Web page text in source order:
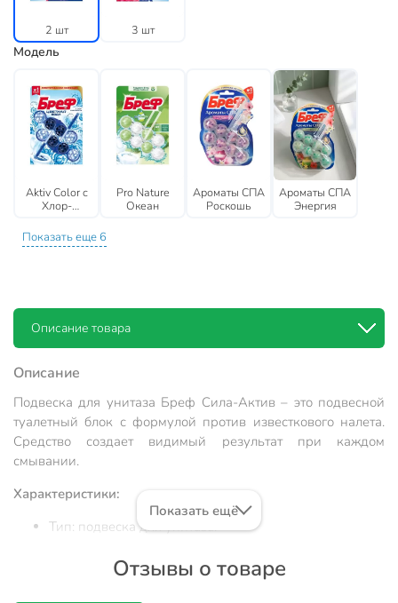
2 шт 3 шт
Модель
Aktiv Color c
Хлор-
Pro Nature
Океан
Ароматы СПА
Роскошь
Ароматы СПА
Энергия
Показать еще 6
Описание товара
Описание
Подвеска для унитаза Бреф Сила-Актив – это подвесной
туалетный блок с формулой против известкового налета.
Средство создает видимый результат при каждом
смывании.
Характеристики:
Тип: подвеска для унитаза.
Аромат: цветочная свежесть.
Показать ещё
Отзывы о товаре